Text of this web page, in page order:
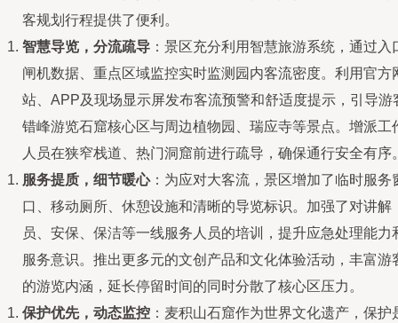
客规划行程提供了便利。
智慧导览，分流疏导 ：景区充分利用智慧旅游系统，通过入
闸机数据、重点区域监控实时监测园内客流密度。利用官方
站、APP及现场显示屏发布客流预警和舒适度提示，引导游
错峰游览石窟核心区与周边植物园、瑞应寺等景点。增派工
人员在狭窄栈道、热门洞窟前进行疏导，确保通行安全有序
服务提质，细节暖心：为应对大客流，景区增加了临时服务
口、移动厕所、休憩设施和清晰的导览标识。加强了对讲解
员、安保、保洁等一线服务人员的培训，提升应急处理能力
服务意识。推出更多元的文创产品和文化体验活动，丰富游
的游览内涵，延长停留时间的同时分散了核心区压力。
保护优先，动态监控 ：麦积山石窟作为世界文化遗产，保护